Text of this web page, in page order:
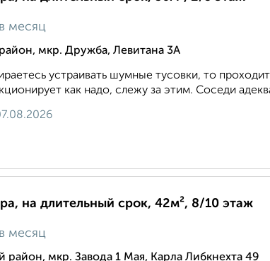
в месяц
мкр. Дружба, Левитана 3А
устраивать шумные тусовки, то
как надо, слежу за этим. Соседи
на длительный срок, 42м², 8/10 этаж
в месяц
район, мкр. Завода 1 Мая, Карла Либкнехта 49